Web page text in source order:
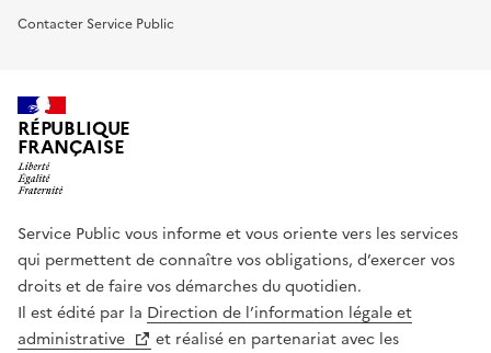
Contacter Service Public
RÉPUBLIQUE
FRANÇAISE
Service Public vous informe et vous oriente vers les services
qui permettent de connaître vos obligations, d’exercer vos
droits et de faire vos démarches du quotidien.
Il est édité par la Direction de l’information légale et
administrative
et réalisé en partenariat avec les